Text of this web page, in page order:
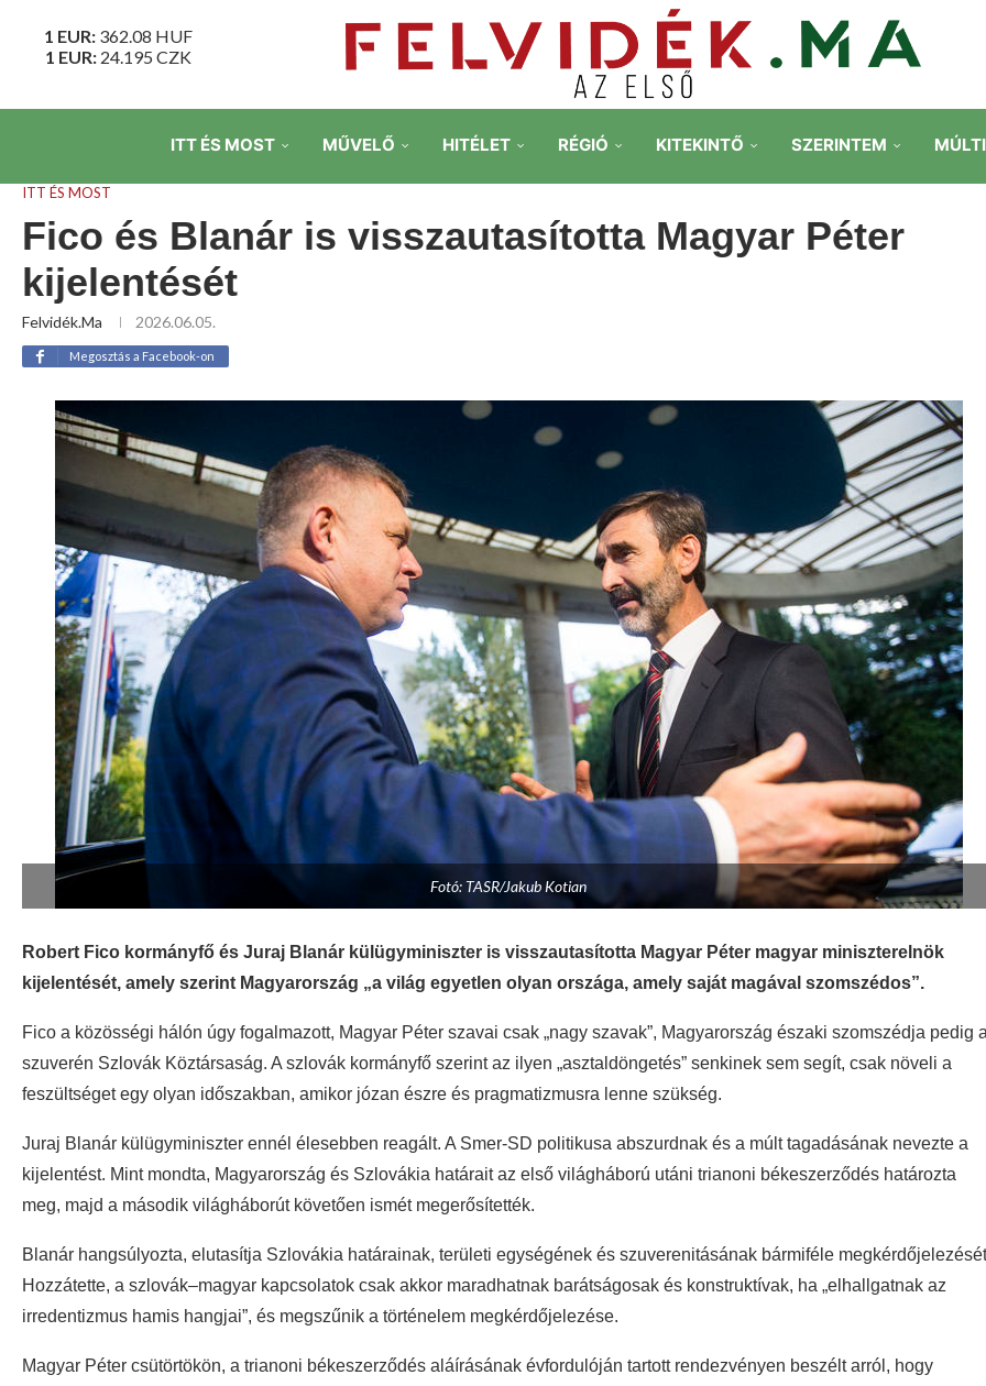
1 EUR: 362.08 HUF
1 EUR: 24.195 CZK
ITT ÉS MOST MŰVELŐ HITÉLET RÉGIÓ KITEKINTŐ SZERINTEM
ITT ÉS MOST
Fico és Blanár is visszautasította Magyar Péter
kijelentését
Felvidék.ma 2026.06.05.
Megosztás a Facebook-on
Fotó: TASR/Jakub Kotian
Robert Fico kormányfő és Juraj Blanár külügyminiszter is visszautasította Magyar Péter magyar miniszterelnök
kijelentését, amely szerint Magyarország „a világ egyetlen olyan országa, amely saját magával szomszédos”.
Fico a közösségi hálón úgy fogalmazott, Magyar Péter szavai csak „nagy szavak”, Magyarország északi szomszédja pedig a
szuverén Szlovák Köztársaság. A szlovák kormányfő szerint az ilyen „asztaldöngetés” senkinek sem segít, csak növeli a
feszültséget egy olyan időszakban, amikor józan észre és pragmatizmusra lenne szükség.
Juraj Blanár külügyminiszter ennél élesebben reagált. A Smer-SD politikusa abszurdnak és a múlt tagadásának nevezte a
kijelentést. Mint mondta, Magyarország és Szlovákia határait az első világháború utáni trianoni békeszerződés határozta
meg, majd a második világháborút követően ismét megerősítették.
Blanár hangsúlyozta, elutasítja Szlovákia határainak, területi egységének és szuverenitásának bármiféle
Hozzátette, a szlovák–magyar kapcsolatok csak akkor maradhatnak barátságosak és konstruktívak, ha „elhallgatnak az
irredentizmus hamis hangjai”, és megszűnik a történelem megkérdőjelezése.
Magyar Péter csütörtökön, a trianoni békeszerződés aláírásának évfordulóján tartott rendezvényen beszélt arról, hogy